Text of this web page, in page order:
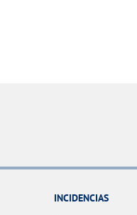
INCIDENCIAS